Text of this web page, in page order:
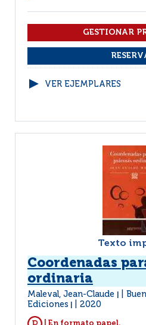
VER EJEMPLARES
Texto
Coordenadas
ordinaria
Maleval, Jean-Claude
Ediciones
2020
| En formato papel.